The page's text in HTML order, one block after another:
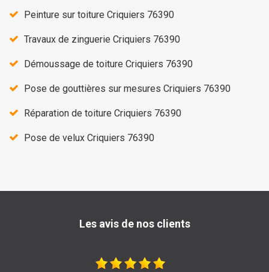
Peinture sur toiture Criquiers 76390
Travaux de zinguerie Criquiers 76390
Démoussage de toiture Criquiers 76390
Pose de gouttières sur mesures Criquiers 76390
Réparation de toiture Criquiers 76390
Pose de velux Criquiers 76390
Les avis de nos clients